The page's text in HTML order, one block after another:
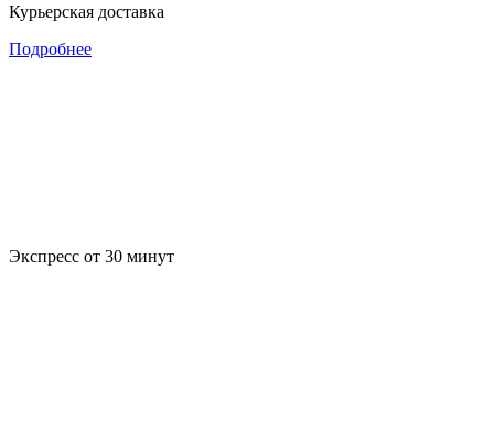
Курьерская доставка
Подробнее
Экспресс от 30 минут